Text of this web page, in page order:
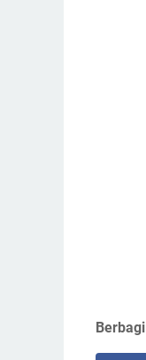
Berbagi